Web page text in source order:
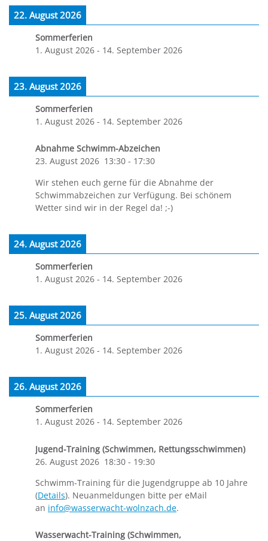
22. August 2026
Sommerferien
1. August 2026 - 14. September 2026
23. August 2026
Sommerferien
1. August 2026 - 14. September 2026
Abnahme Schwimm-Abzeichen
23. August 2026 13:30 - 17:30
Wir stehen euch gerne für die Abnahme der
Schwimmabzeichen zur Verfügung. Bei schönem
Wetter sind wir in der Regel da! ;-)
24. August 2026
Sommerferien
1. August 2026 - 14. September 2026
25. August 2026
Sommerferien
1. August 2026 - 14. September 2026
26. August 2026
Sommerferien
1. August 2026 - 14. September 2026
Jugend-Training (Schwimmen, Rettungsschwimmen)
26. August 2026 18:30 - 19:30
Schwimm-Training für die Jugendgruppe ab 10 Jahre
(Details). Neuanmeldungen bitte per eMail
an info@wasserwacht-wolnzach.de.
Wasserwacht-Training (Schwimmen,